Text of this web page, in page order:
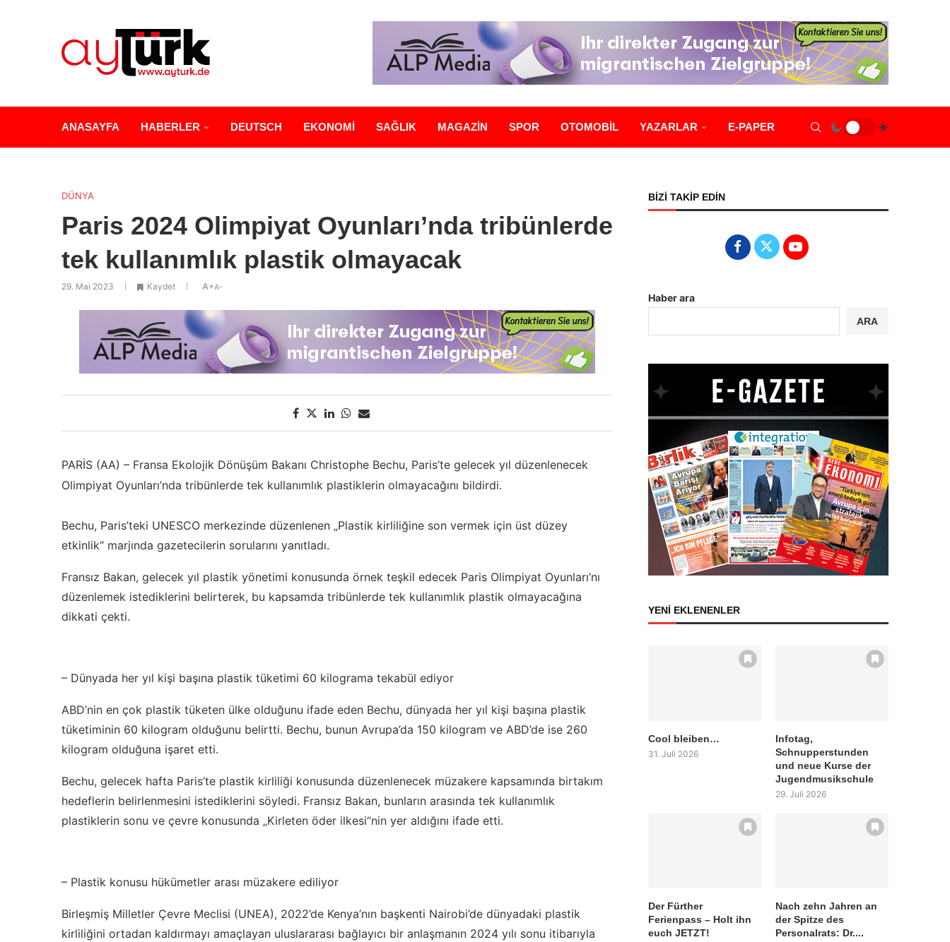
ANASAYFA HABERLER DEUTSCH EKONOMİ SAĞLIK MAGAZİN SPOR OTOMOBİL YAZARLAR E-PAPER
DÜNYA
Paris 2024 Olimpiyat Oyunları’nda tribünlerde
tek kullanımlık plastik olmayacak
29. Mai 2023 Kaydet A+A-
PARİS (AA) – Fransa Ekolojik Dönüşüm Bakanı Christophe Bechu, Paris’te gelecek yıl düzenlenecek
Olimpiyat Oyunları’nda tribünlerde tek kullanımlık plastiklerin olmayacağını bildirdi.
Bechu, Paris’teki UNESCO merkezinde düzenlenen „Plastik kirliliğine son vermek için üst düzey
etkinlik“ marjında gazetecilerin sorularını yanıtladı.
Fransız Bakan, gelecek yıl plastik yönetimi konusunda örnek teşkil edecek Paris Olimpiyat Oyunları’nı
düzenlemek istediklerini belirterek, bu kapsamda tribünlerde tek kullanımlık plastik olmayacağına
dikkati çekti.
– Dünyada her yıl kişi başına plastik tüketimi 60 kilograma tekabül ediyor
ABD’nin en çok plastik tüketen ülke olduğunu ifade eden Bechu, dünyada her yıl kişi başına plastik
tüketiminin 60 kilogram olduğunu belirtti. Bechu, bunun Avrupa’da 150 kilogram ve ABD’de ise 260
kilogram olduğuna işaret etti.
Bechu, gelecek hafta Paris’te plastik kirliliği konusunda düzenlenecek müzakere kapsamında birtakım
hedeflerin belirlenmesini istediklerini söyledi. Fransız Bakan, bunların arasında tek kullanımlık
plastiklerin sonu ve çevre konusunda „Kirleten öder ilkesi“nin yer aldığını ifade etti.
– Plastik konusu hükümetler arası müzakere ediliyor
Birleşmiş Milletler Çevre Meclisi (UNEA), 2022’de Kenya’nın başkenti Nairobi’de dünyadaki plastik
kirliliğini ortadan kaldırmayı amaçlayan uluslararası bağlayıcı bir anlaşmanın 2024 yılı sonu itibarıyla
BİZİ TAKİP EDİN
Haber ara
ARA
YENİ EKLENENLER
Cool bleiben…
31. Juli 2026
Infotag,
Schnupperstunden
und neue Kurse der
Jugendmusikschule
29. Juli 2026
Der Fürther
Ferienpass – Holt ihn
euch JETZT!
Nach zehn Jahren an
der Spitze des
Personalrats: Dr....